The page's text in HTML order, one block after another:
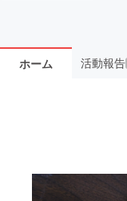
ホーム 活動報告